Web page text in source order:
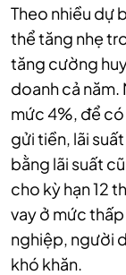
Theo nhiều dự
thể tăng nhẹ
tăng cường
doanh cả năm.
mức 4%, để
gửi tiền, lãi
bằng lãi suất
cho kỳ hạn 12
vay ở mức
nghiệp, người
khó khăn.